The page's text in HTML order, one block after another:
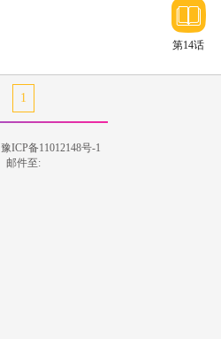
第14话
1
豫ICP备11012148号-1
邮件至: